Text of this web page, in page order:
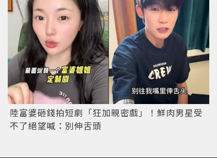
陸富婆砸錢拍短劇「狂加親密戲」！鮮肉男星受
不了絕望喊：別伸舌頭